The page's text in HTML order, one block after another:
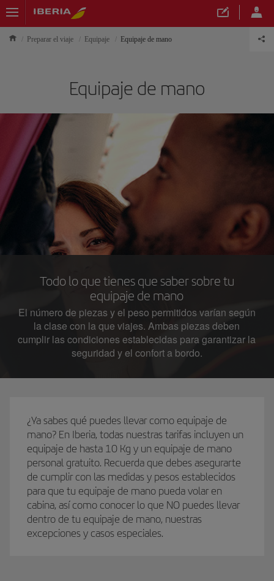
Preparar el viaje Equipaje Equipaje de mano
Equipaje de mano
Todo lo que tienes que saber sobre tu
equipaje de mano
El número de piezas y el peso permitidos varían según
la clase con la que viajes. Ambas piezas deben
cumplir las condiciones establecidas para garantizar la
seguridad y el confort a bordo.
¿Ya sabes qué puedes llevar como equipaje de
mano? En Iberia, todas nuestras tarifas incluyen un
equipaje de hasta 10 Kg y un equipaje de mano
personal gratuito. Recuerda que debes asegurarte
de cumplir con las medidas y pesos establecidos
para que tu equipaje de mano pueda volar en
cabina, así como conocer lo que NO puedes llevar
dentro de tu equipaje de mano, nuestras
excepciones y casos especiales.